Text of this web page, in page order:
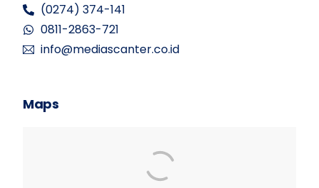
(0274) 374-141
0811-2863-721
info@mediascanter.co.id
Maps